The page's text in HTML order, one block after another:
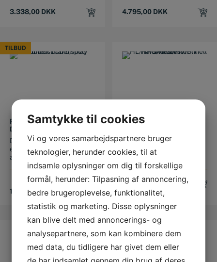
3.338,00 DKK 4.795,00 DKK
TILBUD
TILBUD
RUHEDSMÅLER MED
DOBBELT LCD DISPLAY
(RA, RZ, RQ, RT)
Denne enkle ruhedsmåler
er udviklet til brug på
arbejdspla...
12.995,00DKKOriginal
price
was:
12.995,00 DKK.
11.573,75DKK
Current
price
is:
11.573,75 DKK.
HÅRDHEDSTESTER TIL
HRB-HV OG BRINELL
Hårdhedstesteren måler
metalhårdheden i 5
forskellige hå...
9.100,00DKK
Samtykke til cookies
Vi og vores samarbejdspartnere bruger
teknologier, herunder cookies, til at
indsamle oplysninger om dig til forskellige
formål, herunder: Tilpasning af annoncering,
bedre brugeroplevelse, funktionalitet,
statistik og marketing. Disse oplysninger
kan blive delt med annoncerings- og
analysepartnere, som kan kombinere dem
med data, du tidligere har givet dem eller